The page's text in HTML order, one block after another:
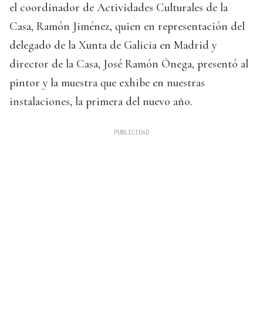
el coordinador de Actividades Culturales de la
Casa, Ramón Jiménez, quien en representación del
delegado de la Xunta de Galicia en Madrid y
director de la Casa, José Ramón Ónega, presentó al
pintor y la muestra que exhibe en nuestras
instalaciones, la primera del nuevo año.